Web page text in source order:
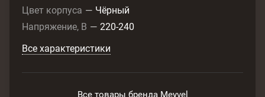
Цвет корпуса — Чёрный
Напряжение, В — 220-240
Все характеристики
Все товары бренда Meyvel